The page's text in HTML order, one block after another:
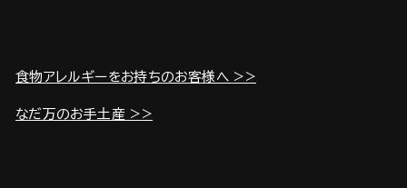
食物アレルギーをお持ちのお客様へ >>
なだ万のお手土産 >>